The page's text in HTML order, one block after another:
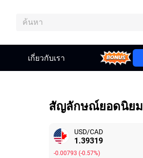
เกี่ยวกับเรา Bonus
สัญลักษณ์ยอดนิยม
USD/CAD
1.39319
-0.00793 (-0.57%)